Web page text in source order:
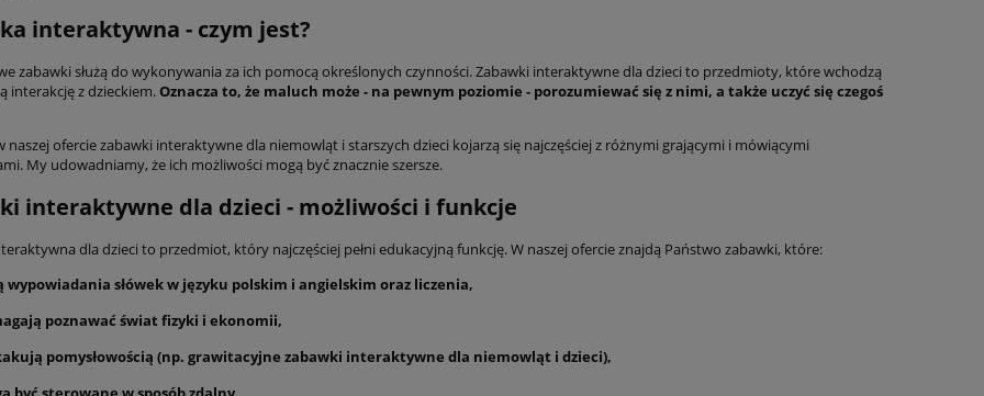
interaktywna - czym jest?
zabawki służą do wykonywania za ich pomocą określonych czynności. Zabawki interaktywne dla dzieci to przedmioty, które wchodzą
interakcję z dzieckiem.Oznacza to, że maluch może - na pewnym poziomie - porozumiewać się z nimi, a także uczyć się czegoś
naszej ofercie zabawki interaktywne dla niemowląt i starszych dzieci kojarzą się najczęściej z różnymi grającymi i mówiącymi
My udowadniamy, że ich możliwości mogą być znacznie szersze.
interaktywne dla dzieci - możliwości i funkcje
dla dzieci to przedmiot, który najczęściej pełni edukacyjną funkcję. W naszej ofercie znajdą Państwo zabawki, które:
wypowiadania słówek w języku polskim i angielskim oraz liczenia,
poznawać świat fizyki i ekonomii,
pomysłowością (np. grawitacyjne zabawki interaktywne dla niemowląt i dzieci),